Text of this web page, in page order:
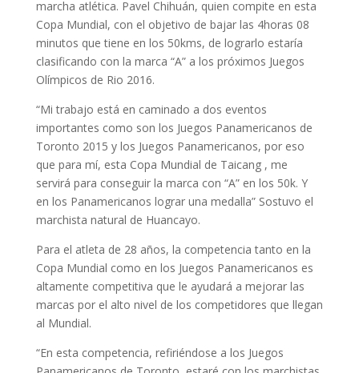
marcha atlética. Pavel Chihuán, quien compite en esta
Copa Mundial, con el objetivo de bajar las 4horas 08
minutos que tiene en los 50kms, de lograrlo estaría
clasificando con la marca “A” a los próximos Juegos
Olímpicos de Rio 2016.
“Mi trabajo está en caminado a dos eventos
importantes como son los Juegos Panamericanos de
Toronto 2015 y los Juegos Panamericanos, por eso
que para mí, esta Copa Mundial de Taicang , me
servirá para conseguir la marca con “A” en los 50k. Y
en los Panamericanos lograr una medalla” Sostuvo el
marchista natural de Huancayo.
Para el atleta de 28 años, la competencia tanto en la
Copa Mundial como en los Juegos Panamericanos es
altamente competitiva que le ayudará a mejorar las
marcas por el alto nivel de los competidores que llegan
al Mundial.
“En esta competencia, refiriéndose a los Juegos